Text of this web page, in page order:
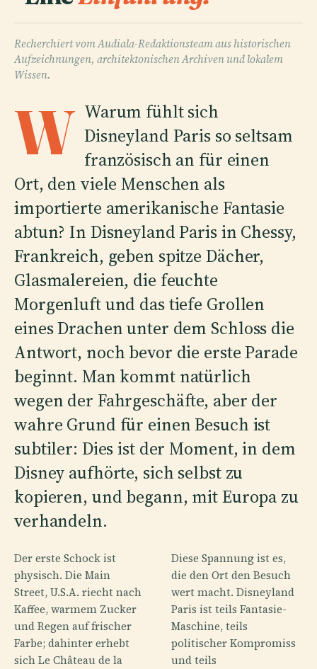
Recherchiert vom Audiala-Redaktionsteam aus historischen
Aufzeichnungen, architektonischen Archiven und lokalem
Wissen.
W Warum fühlt sich
Disneyland Paris so seltsam
französisch an für einen
Ort, den viele Menschen als
importierte amerikanische Fantasie
abtun? In Disneyland Paris in Chessy,
Frankreich, geben spitze Dächer,
Glasmalereien, die feuchte
Morgenluft und das tiefe Grollen
eines Drachen unter dem Schloss die
Antwort, noch bevor die erste Parade
beginnt. Man kommt natürlich
wegen der Fahrgeschäfte, aber der
wahre Grund für einen Besuch ist
subtiler: Dies ist der Moment, in dem
Disney aufhörte, sich selbst zu
kopieren, und begann, mit Europa zu
verhandeln.
Der erste Schock ist
physisch. Die Main
Street, U.S.A. riecht nach
Kaffee, warmem Zucker
und Regen auf frischer
Farbe; dahinter erhebt
sich Le Château de la
Diese Spannung ist es,
die den Ort den Besuch
wert macht. Disneyland
Paris ist teils Fantasie-
Maschine, teils
politischer Kompromiss
und teils